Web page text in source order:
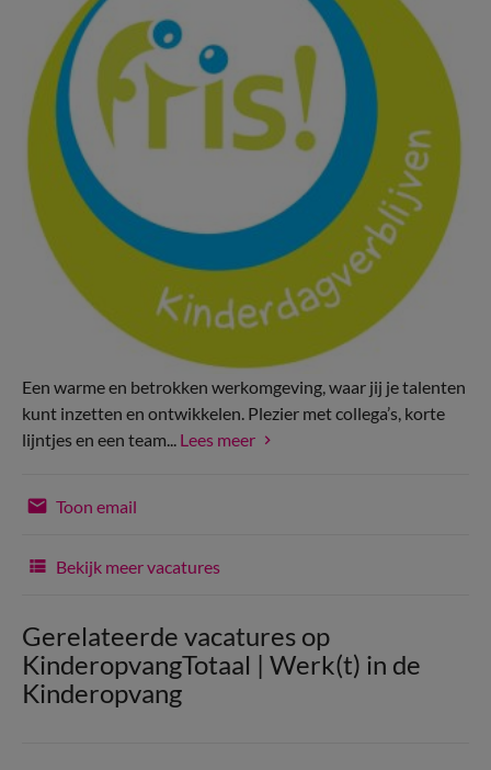
Een warme en betrokken werkomgeving, waar jij je talenten
kunt inzetten en ontwikkelen. Plezier met collega’s, korte
lijntjes en een team... Lees meer
Toon email
Bekijk meer vacatures
Gerelateerde vacatures op
KinderopvangTotaal | Werk(t) in de
Kinderopvang